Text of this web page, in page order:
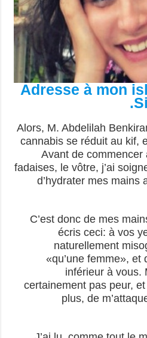
Adresse à mon
Alors, M. Abdelilah
cannabis se réduit au kif,
Avant de
fadaises, le vôtre, j’ai
d’hydrater mes mains
C’est donc de mes
écris ceci: à vos
naturellement
«qu’une femme»,
inférieur à vous.
certainement pas peur,
plus, de